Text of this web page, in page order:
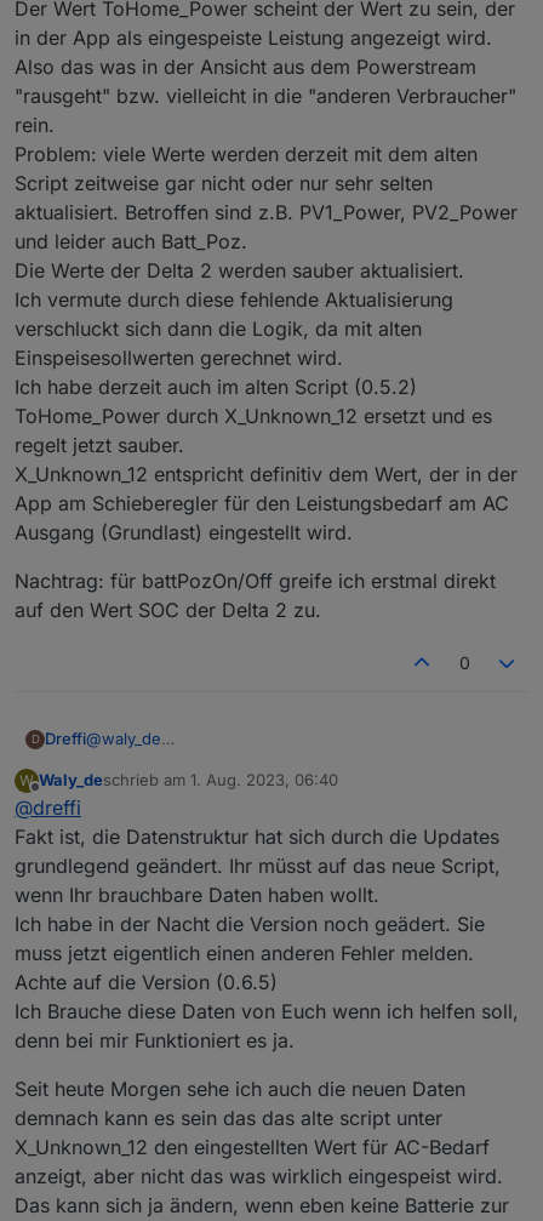
Der Wert ToHome_Power scheint der Wert zu sein, der
in der App als eingespeiste Leistung angezeigt wird.
Also das was in der Ansicht aus dem Powerstream
"rausgeht" bzw. vielleicht in die "anderen Verbraucher"
rein.
Problem: viele Werte werden derzeit mit dem alten
Script zeitweise gar nicht oder nur sehr selten
aktualisiert. Betroffen sind z.B. PV1_Power, PV2_Power
und leider auch Batt_Poz.
Die Werte der Delta 2 werden sauber aktualisiert.
Ich vermute durch diese fehlende Aktualisierung
verschluckt sich dann die Logik, da mit alten
Einspeisesollwerten gerechnet wird.
Ich habe derzeit auch im alten Script (0.5.2)
ToHome_Power durch X_Unknown_12 ersetzt und es
regelt jetzt sauber.
X_Unknown_12 entspricht definitiv dem Wert, der in der
App am Schieberegler für den Leistungsbedarf am AC
Ausgang (Grundlast) eingestellt wird.
Nachtrag: für battPozOn/Off greife ich erstmal direkt
auf den Wert SOC der Delta 2 zu.
0
D Dreffi@waly_de
per Nachricht verschicken kann.
Die neue Version des Scripts funktioniert bei mir
Der Wert ToHome_Power scheint der Wert zu sein, der
in der App als eingespeiste Leistung angezeigt wird.
Also das was in der Ansicht aus dem Powerstream
"rausgeht" bzw. vielleicht in die "anderen Verbraucher"
rein.
Problem: viele Werte werden derzeit mit dem alten Script
zeitweise gar nicht oder nur sehr selten aktualisiert.
Betroffen sind z.B. PV1_Power, PV2_Power und leider
auch Batt_Poz.
Die Werte der Delta 2 werden sauber aktualisiert.
verschluckt sich dann die Logik, da mit alten
Einspeisesollwerten gerechnet wird.
Ich habe derzeit auch im alten Script (0.5.2)
ToHome_Power durch X_Unknown_12 ersetzt und es
regelt jetzt sauber.
X_Unknown_12 entspricht definitiv dem Wert, der in der
Nachtrag: für battPozOn/Off greife ich erstmal direkt auf
den Wert SOC der Delta 2 zu.
W
Offline
Waly_deschrieb am 1. Aug. 2023, 06:40
zuletzt editiert von
@dreffi
Fakt ist, die Datenstruktur hat sich durch die Updates
grundlegend geändert. Ihr müsst auf das neue Script,
wenn Ihr brauchbare Daten haben wollt.
Ich habe in der Nacht die Version noch geädert. Sie
muss jetzt eigentlich einen anderen Fehler melden.
Achte auf die Version (0.6.5)
Ich Brauche diese Daten von Euch wenn ich helfen soll,
denn bei mir Funktioniert es ja.
Seit heute Morgen sehe ich auch die neuen Daten
demnach kann es sein das das alte script unter
X_Unknown_12 den eingestellten Wert für AC-Bedarf
anzeigt, aber nicht das was wirklich eingespeist wird.
Das kann sich ja ändern, wenn eben keine Batterie zur